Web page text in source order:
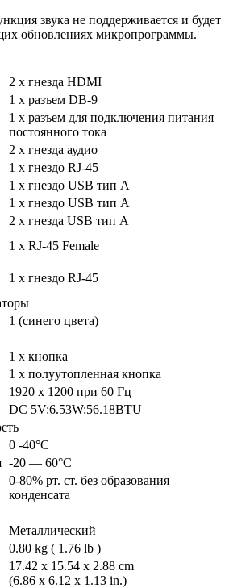
звука не поддерживается и будет
обновлениях микропрограммы.
2 x гнезда HDMI
1 x разъем DB-9
1 x разъем для подключения питания
постоянного тока
2 x гнезда аудио
1 x гнездо RJ-45
1 x гнездо USB тип А
1 x гнездо USB тип А
2 x гнезда USB тип А
1 x RJ-45 Female
1 x гнездо RJ-45
1 (синего цвета)
1 x кнопка
1 x полуутопленная кнопка
1920 x 1200 при 60 Гц
DC 5V:6.53W:56.18BTU
0 -40°C
-20 — 60°C
0-80% рт. ст. без образования
конденсата
Металлический
0.80 kg ( 1.76 lb )
17.42 x 15.54 x 2.88 cm
(6.86 x 6.12 x 1.13 in.)